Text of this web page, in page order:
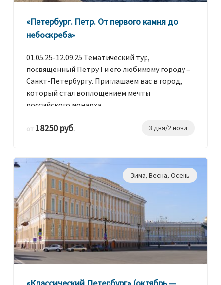
«Петербург. Петр. От первого камня до
небоскреба»
01.05.25-12.09.25 Тематический тур,
посвящённый Петру I и его любимому городу –
Санкт-Петербургу. Приглашаем вас в город,
который стал воплощением мечты
российского монарха.
от 18250 руб. 3 дня/2 ночи
Зима, Весна, Осень